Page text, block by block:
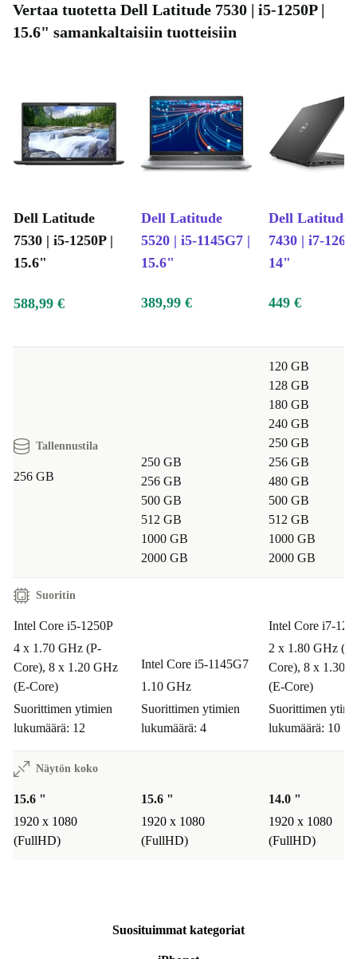
Vertaa tuotetta Dell Latitude 7530 | i5-1250P |
15.6" samankaltaisiin tuotteisiin
Dell Latitude
7530 | i5-1250P |
15.6"
Dell Latitude
5520 | i5-1145G7 |
15.6"
Dell Latitude
7430 | i7-
14"
588,99 € 389,99 € 449 €
Tallennustila
256 GB
250 GB
256 GB
500 GB
512 GB
1000 GB
2000 GB
120 GB
128 GB
180 GB
240 GB
250 GB
256 GB
480 GB
500 GB
512 GB
1000 GB
2000 GB
Suoritin
Intel Core i5-1250P
4 x 1.70 GHz (P-
Core), 8 x 1.20 GHz
(E-Core)
Suorittimen ytimien
lukumäärä: 12
Intel Core i5-1145G7
1.10 GHz
Suorittimen ytimien
lukumäärä: 4
Intel Core i7-
2 x 1.80 GHz (P-
Core), 8 x 1.30
(E-Core)
Suorittimen
lukumäärä: 10
Näytön koko
15.6 "
1920 x 1080
(FullHD)
15.6 "
1920 x 1080
(FullHD)
14.0 "
1920 x 1080
(FullHD)
Suosituimmat kategoriat